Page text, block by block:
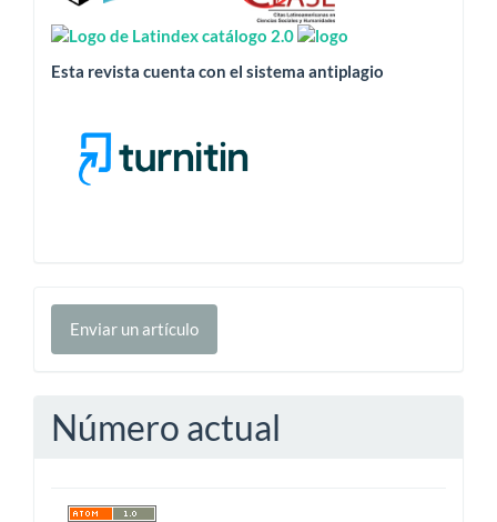
Esta revista cuenta con el sistema antiplagio
Enviar
unEnviar un artículo
Número actual